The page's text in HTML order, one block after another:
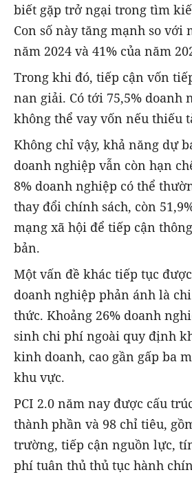
biết gặp trở ngại trong tìm
Con số này tăng mạnh so với
năm 2024 và 41% của năm
Trong khi đó, tiếp cận vốn
nan giải. Có tới 75,5% doanh
không thể vay vốn nếu thiếu
Không chỉ vậy, khả năng dự
doanh nghiệp vẫn còn hạn
8% doanh nghiệp có thể
thay đổi chính sách, còn
mạng xã hội để tiếp cận
bản.
Một vấn đề khác tiếp tục
doanh nghiệp phản ánh là
thức. Khoảng 26% doanh
sinh chi phí ngoài quy định
kinh doanh, cao gần gấp ba
khu vực.
PCI 2.0 năm nay được cấu
thành phần và 98 chỉ tiêu,
trường, tiếp cận nguồn lực,
phí tuân thủ thủ tục hành